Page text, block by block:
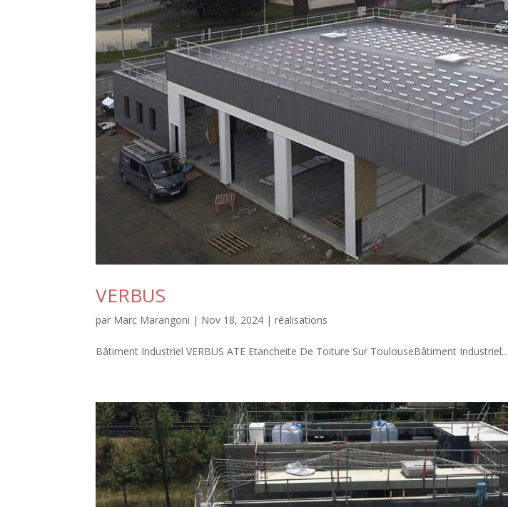
VERBUS
par Marc Marangoni | Nov 18, 2024 |réalisations
Bâtiment Industriel VERBUS ATE Etancheite De Toiture Sur ToulouseBâtiment Industriel...